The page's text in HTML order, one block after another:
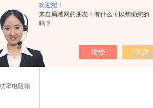
欢迎您！
来自局域网的朋友！有什么可以帮助您的
吗？
滑线电阻器 可调大功率电阻箱
产品型号：